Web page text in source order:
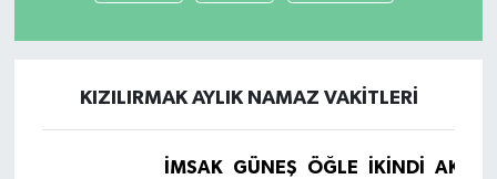
KIZILIRMAK AYLIK NAMAZ VAKITLERI
İMSAK GÜNEŞ ÖĞLE İKINDI